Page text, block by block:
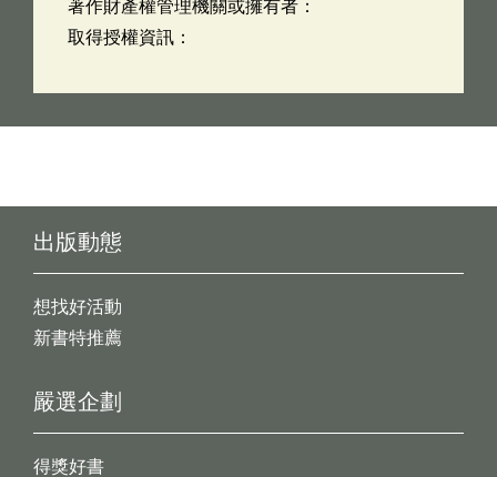
著作財產權管理機關或擁有者：
取得授權資訊：
出版動態
想找好活動
新書特推薦
嚴選企劃
得獎好書